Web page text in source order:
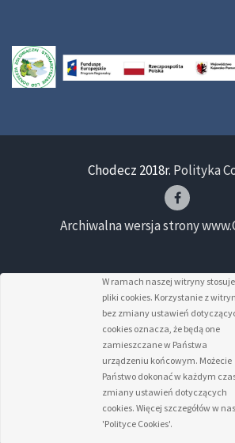
Chodecz 2018r. Polityka
Archiwalna wersja strony
W ramach naszej witryny
pliki cookies. Korzystanie z
bez zmiany ustawień
cookies oznacza, że będą one
zamieszczane w Państwa
urządzeniu końcowym. Możecie
Państwo dokonać w każdym
zmiany ustawień dotyczących
cookies. Więcej szczegółów w
'Polityce Cookies'.